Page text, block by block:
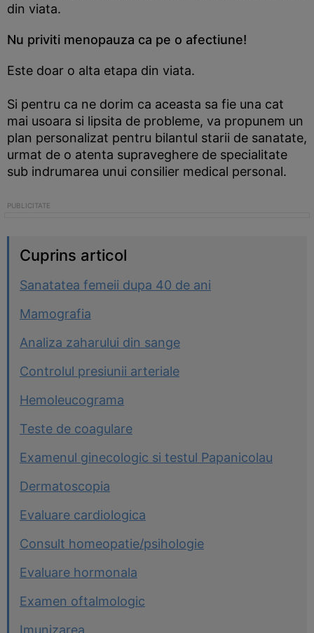
din viata.
Nu priviti menopauza ca pe o afectiune!
Este doar o alta etapa din viata.
Si pentru ca ne dorim ca aceasta sa fie una cat
mai usoara si lipsita de probleme, va propunem un
plan personalizat pentru bilantul starii de sanatate,
urmat de o atenta supraveghere de specialitate
sub indrumarea unui consilier medical personal.
Cuprins articol
Sanatatea femeii dupa 40 de ani
Mamografia
Analiza zaharului din sange
Controlul presiunii arteriale
Hemoleucograma
Teste de coagulare
Examenul ginecologic si testul Papanicolau
Dermatoscopia
Evaluare cardiologica
Consult homeopatie/psihologie
Evaluare hormonala
Examen oftalmologic
Imunizarea